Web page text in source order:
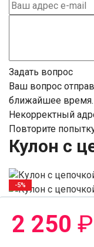
Задать вопрос
Ваш вопрос
ближайшее время.
Некорректный
Повторите
Кулон с
-5%
2 250 ₽